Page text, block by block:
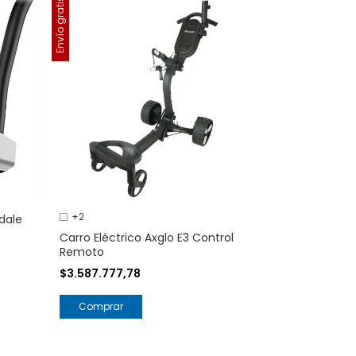
Envío gratis
+2
Carro Eléctrico Axglo E3 Control
Remoto
$3.587.777,78
Comprar